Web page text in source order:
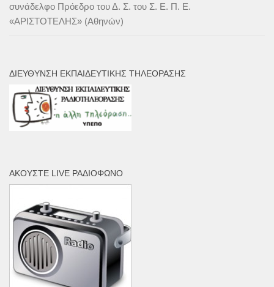
συνάδελφο Πρόεδρο του Δ. Σ. του Σ. Ε. Π. Ε.
«ΑΡΙΣΤΟΤΕΛΗΣ» (Αθηνών)
ΔΙΕΎΘΥΝΣΗ ΕΚΠΑΙΔΕΥΤΙΚΉΣ ΤΗΛΕΌΡΑΣΗΣ
ΑΚΟΎΣΤΕ LIVE ΡΑΔΙΌΦΩΝΟ